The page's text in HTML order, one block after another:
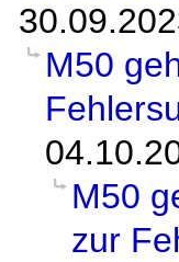
M50
M50
zur